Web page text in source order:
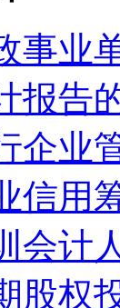
事业
报告
企业
信用
会计
股权